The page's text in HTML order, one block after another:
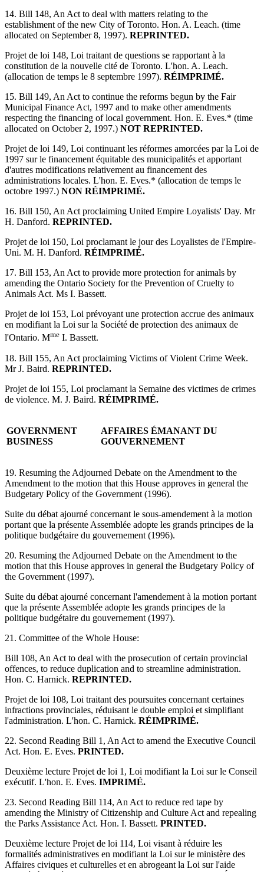
14. Bill 148, An Act to deal with matters relating to the
establishment of the new City of Toronto. Hon. A. Leach. (time
allocated on September 8, 1997). REPRINTED.
Projet de loi 148, Loi traitant de questions se rapportant à la
constitution de la nouvelle cité de Toronto. L'hon. A. Leach.
(allocation de temps le 8 septembre 1997). RÉIMPRIMÉ.
15. Bill 149, An Act to continue the reforms begun by the Fair
Municipal Finance Act, 1997 and to make other amendments
respecting the financing of local government. Hon. E. Eves.* (time
allocated on October 2, 1997.) NOT REPRINTED.
Projet de loi 149, Loi continuant les réformes amorcées par la Loi de
1997 sur le financement équitable des municipalités et apportant
d'autres modifications relativement au financement des
administrations locales. L'hon. E. Eves.* (allocation de temps le
octobre 1997.) NON RÉIMPRIMÉ.
16. Bill 150, An Act proclaiming United Empire Loyalists' Day. Mr
H. Danford. REPRINTED.
Projet de loi 150, Loi proclamant le jour des Loyalistes de l'Empire-
Uni. M. H. Danford. RÉIMPRIMÉ.
17. Bill 153, An Act to provide more protection for animals by
amending the Ontario Society for the Prevention of Cruelty to
Animals Act. Ms I. Bassett.
Projet de loi 153, Loi prévoyant une protection accrue des animaux
en modifiant la Loi sur la Société de protection des animaux de
l'Ontario. Mme I. Bassett.
18. Bill 155, An Act proclaiming Victims of Violent Crime Week.
Mr J. Baird. REPRINTED.
Projet de loi 155, Loi proclamant la Semaine des victimes de crimes
de violence. M. J. Baird. RÉIMPRIMÉ.
GOVERNMENT
BUSINESS
AFFAIRES ÉMANANT DU
GOUVERNEMENT
19. Resuming the Adjourned Debate on the Amendment to the
Amendment to the motion that this House approves in general the
Budgetary Policy of the Government (1996).
Suite du débat ajourné concernant le sous-amendement à la motion
portant que la présente Assemblée adopte les grands principes de la
politique budgétaire du gouvernement (1996).
20. Resuming the Adjourned Debate on the Amendment to the
motion that this House approves in general the Budgetary Policy of
the Government (1997).
Suite du débat ajourné concernant l'amendement à la motion portant
que la présente Assemblée adopte les grands principes de la
politique budgétaire du gouvernement (1997).
21. Committee of the Whole House:
Bill 108, An Act to deal with the prosecution of certain provincial
offences, to reduce duplication and to streamline administration.
Hon. C. Harnick. REPRINTED.
Projet de loi 108, Loi traitant des poursuites concernant certaines
infractions provinciales, réduisant le double emploi et simplifiant
l'administration. L'hon. C. Harnick. RÉIMPRIMÉ.
22. Second Reading Bill 1, An Act to amend the Executive Council
Act. Hon. E. Eves. PRINTED.
Deuxième lecture Projet de loi 1, Loi modifiant la Loi sur le Conseil
exécutif. L'hon. E. Eves. IMPRIMÉ.
23. Second Reading Bill 114, An Act to reduce red tape by
amending the Ministry of Citizenship and Culture Act and repealing
the Parks Assistance Act. Hon. I. Bassett. PRINTED.
Deuxième lecture Projet de loi 114, Loi visant à réduire les
formalités administratives en modifiant la Loi sur le ministère des
Affaires civiques et culturelles et en abrogeant la Loi sur l'aide